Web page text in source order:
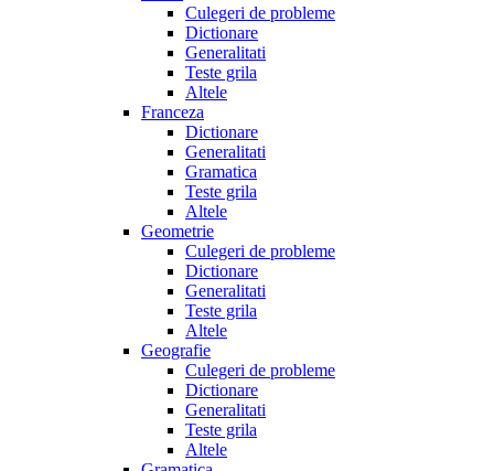
Culegeri de probleme
Dictionare
Generalitati
Teste grila
Altele
Franceza
Dictionare
Generalitati
Gramatica
Teste grila
Altele
Geometrie
Culegeri de probleme
Dictionare
Generalitati
Teste grila
Altele
Geografie
Culegeri de probleme
Dictionare
Generalitati
Teste grila
Altele